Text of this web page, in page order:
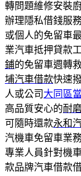
轉問題維修安裝
辦理隱私借錢服
或個人的免留車
業汽車抵押貸款
鋪的免留車週轉
埔汽車借款快速
人或公司 大同區
高品質安心的耐
可隨時還款永和
汽機車免留車業
專業人員針對機
款品牌汽車借款